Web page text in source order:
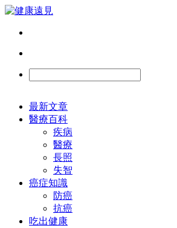
最新文章
醫療百科
疾病
醫療
長照
失智
癌症知識
防癌
抗癌
吃出健康